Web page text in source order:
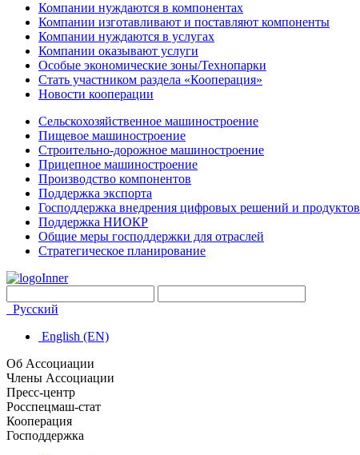
Компании нуждаются в компонентах
Компании изготавливают и поставляют компоненты
Компании нуждаются в услугах
Компании оказывают услуги
Особые экономические зоны/Технопарки
Стать участником раздела «Кооперация»
Новости кооперации
Сельскохозяйственное машиностроение
Пищевое машиностроение
Строительно-дорожное машиностроение
Прицепное машиностроение
Производство компонентов
Поддержка экспорта
Господдержка внедрения цифровых решений и продуктов
Поддержка НИОКР
Общие меры господдержки для отраслей
Стратегическое планирование
Русский
English (EN)
Об Ассоциации
Члены Ассоциации
Пресс-центр
Росспецмаш-стат
Кооперация
Господдержка